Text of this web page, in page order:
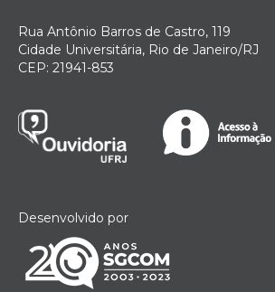
Rua Antônio Barros de Castro, 119
Cidade Universitária, Rio de Janeiro/RJ
CEP: 21941-853
Desenvolvido por